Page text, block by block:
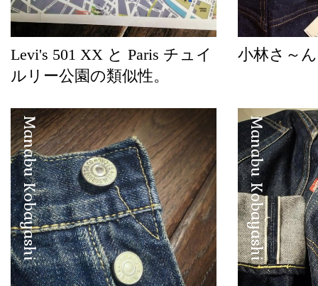
Levi's 501 XX と Paris チュイ
ルリー公園の類似性。
小林さ～
Manabu Kobayashi Manabu Kobayashi